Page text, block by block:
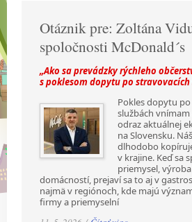
Otáznik pre: Zoltána
spoločnosti McDonald´s
„Ako sa prevádzky rýchleho
s poklesom dopytu po stravovacích
Pokles dopytu
službách
odraz aktuálnej
na Slovensku.
dlhodobo
v krajine. Keď sa
priemysel,
domácností, prejaví sa to aj v
najmä v regiónoch, kde majú
firmy a priemyselní